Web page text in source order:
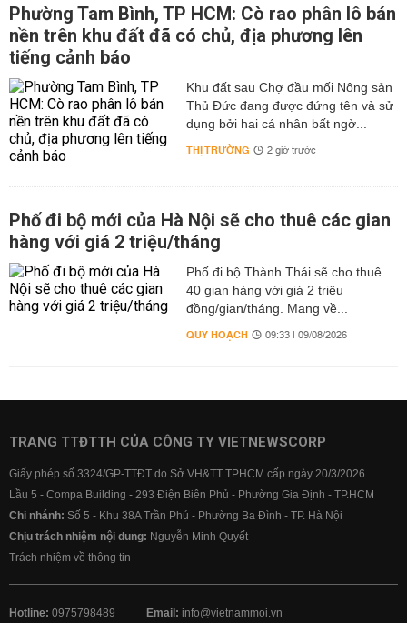
Phường Tam Bình, TP HCM: Cò rao phân lô bán
nền trên khu đất đã có chủ, địa phương lên
tiếng cảnh báo
Khu đất sau Chợ đầu mối Nông sản
Thủ Đức đang được đứng tên và sử
dụng bởi hai cá nhân bất ngờ...
THỊ TRƯỜNG 2 giờ trước
Phố đi bộ mới của Hà Nội sẽ cho thuê các gian
hàng với giá 2 triệu/tháng
Phố đi bộ Thành Thái sẽ cho thuê
40 gian hàng với giá 2 triệu
đồng/gian/tháng. Mang về...
QUY HOẠCH 09:33 | 09/08/2026
TRANG TTĐTTH CỦA CÔNG TY VIETNEWSCORP
Giấy phép số 3324/GP-TTĐT do Sở VH&TT TPHCM cấp ngày 20/3/2026
Lầu 5 - Compa Building - 293 Điện Biên Phủ - Phường Gia Định - TP.HCM
Chi nhánh: Số 5 - Khu 38A Trần Phú - Phường Ba Đình - TP. Hà Nội
Chịu trách nhiệm nội dung: Nguyễn Minh Quyết
Trách nhiệm về thông tin
Hotline: 0975798489 Email: info@vietnammoi.vn